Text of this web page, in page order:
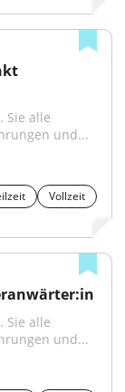
Sie alle
und...
Vollzeit
Sie alle
und...